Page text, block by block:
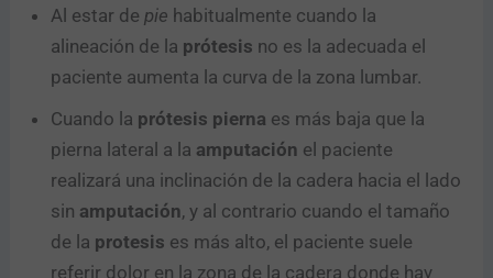
Al estar depie habitualmente cuando la
alineación de la prótesis no es la adecuada el
paciente aumenta la curva de la zona lumbar.
Cuando la prótesis pierna es más baja que la
pierna lateral a la amputación el paciente
realizará una inclinación de la cadera hacia el lado
sin amputación, y al contrario cuando el tamaño
de la protesis es más alto, el paciente suele
referir dolor en la zona de la cadera donde hay